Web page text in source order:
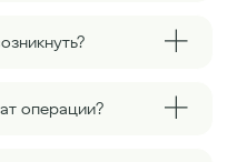
операции?